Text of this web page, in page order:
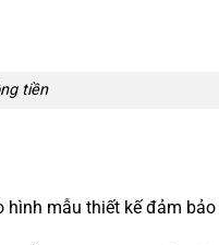
tiền
mẫu thiết kế đảm